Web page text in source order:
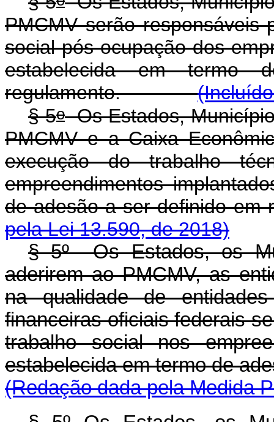
PMCMV serão responsáveis
social pós-ocupação dos
estabelecida em
regulamento.
§ 5oOs Estados,
PMCMV e a Caixa
execução do trabalho
empreendimentos
de adesão a ser
pela Lei 13.590, de 2018)
§ 5º Os Estados, os
aderirem ao PMCMV, as
na qualidade de
financeiras oficiais federais
trabalho social nos
estabelecida em termo de
(Redação dada pela Medida